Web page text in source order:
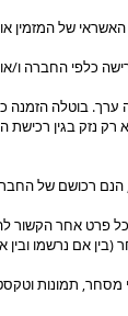
של המזמין
כלפי החברה ו/או
ערך. בוטלה הזמנה
רק נזק בגין רכישת
הנם רכושם של
פרט אחר הקשור
אם נרשמו ובין
תמונות